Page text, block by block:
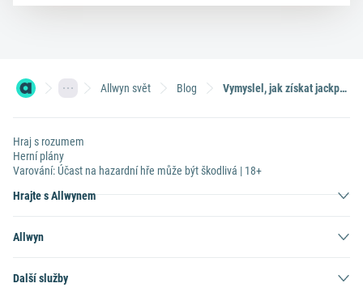
Allwyn svět Blog Vymyslel, jak získat jackpot, a vyhrál už čtrnáctkrát
Hraj s rozumem
Herní plány
Varování: Účast na hazardní hře může být škodlivá | 18+
Hrajte s Allwynem
Allwyn
Další služby